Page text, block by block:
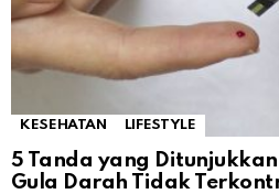
KESEHATAN LIFESTYLE
5 Tanda yang
Gula Darah Tidak